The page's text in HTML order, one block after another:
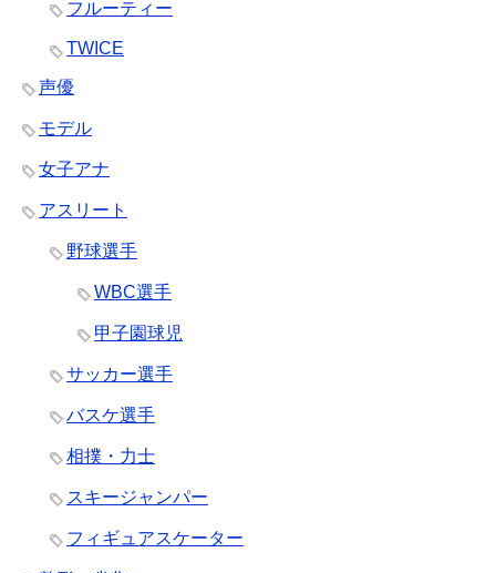
フルーティー
TWICE
声優
モデル
女子アナ
アスリート
野球選手
WBC選手
甲子園球児
サッカー選手
バスケ選手
相撲・力士
スキージャンパー
フィギュアスケーター